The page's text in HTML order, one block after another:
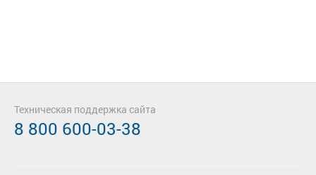
Техническая поддержка сайта
8 800 600-03-38